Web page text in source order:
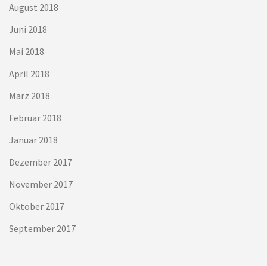
August 2018
Juni 2018
Mai 2018
April 2018
März 2018
Februar 2018
Januar 2018
Dezember 2017
November 2017
Oktober 2017
September 2017